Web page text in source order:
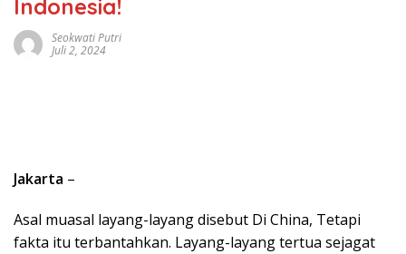
Indonesia!
Seokwati Putri
Juli 2, 2024
Jakarta –
Asal muasal layang-layang disebut Di China, Tetapi
fakta itu terbantahkan. Layang-layang tertua sejagat